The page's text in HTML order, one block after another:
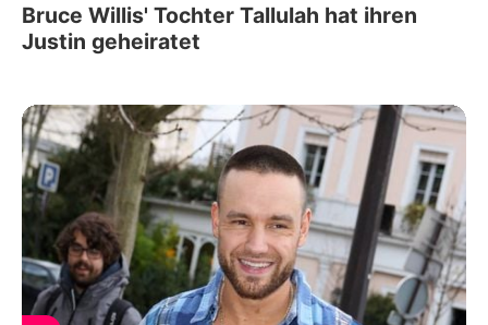
Bruce Willis' Tochter Tallulah hat ihren
Justin geheiratet